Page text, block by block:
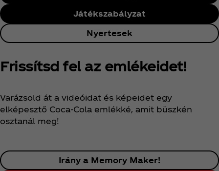
Játékszabályzat
Nyertesek
Frissítsd fel az emlékeidet!
Varázsold át a videóidat és képeidet egy
elképesztő Coca‑Cola emlékké, amit büszkén
osztanál meg!
Irány a Memory Maker!